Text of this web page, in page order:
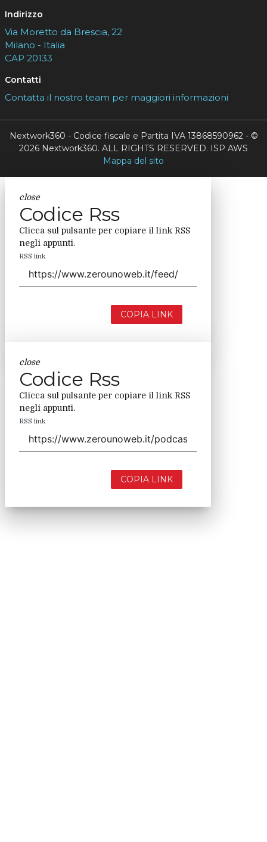
Indirizzo
Via Moretto da Brescia, 22
Milano - Italia
CAP 20133
Contatti
Contatta il nostro team per maggiori informazioni
Nextwork360 - Codice fiscale e Partita IVA 13868590962 - ©
2026 Nextwork360. ALL RIGHTS RESERVED. ISP AWS
Mappa del sito
close
Codice Rss
Clicca sul pulsante per copiare il link RSS
negli appunti.
RSS link
COPIA LINK
close
Codice Rss
Clicca sul pulsante per copiare il link RSS
negli appunti.
RSS link
COPIA LINK